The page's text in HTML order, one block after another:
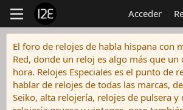
Acceder
El foro de relojes de habla hispana con
Red, donde un reloj es algo más que un
hora. Relojes Especiales es el punto de
hablar de relojes de todas las marcas,
Seiko, alta relojería, relojes de pulsera y